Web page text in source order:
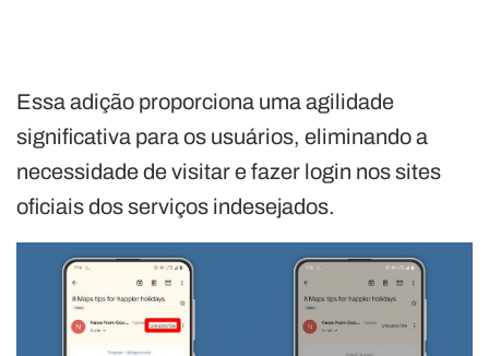
Essa adição proporciona uma agilidade
significativa para os usuários, eliminando a
necessidade de visitar e fazer login nos sites
oficiais dos serviços indesejados.